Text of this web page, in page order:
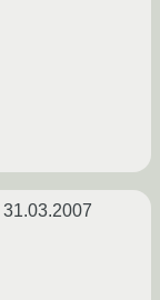
31.03.2007